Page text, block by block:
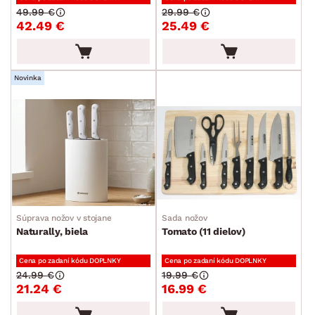
Plechy a pekáče
Príbory
Varešky a naberačky
Jedálenský servis
Poháre a poháriky
Príslušenstvo ku káve a čaju
Džbány a karafy
Cukrárske potreby
Osvetlenie
Ukladanie a organizácia
42.49 €
49.99 €
25.49 €
29.99 €
Novinka
Súprava nožov v stojane
Naturally, biela
Cena po zadaní kódu DOPLNKY
21.24 €
24.99 €
Sada nožov
Tomato (11 dielov)
Cena po zadaní kódu DOPLNKY
16.99 €
19.99 €